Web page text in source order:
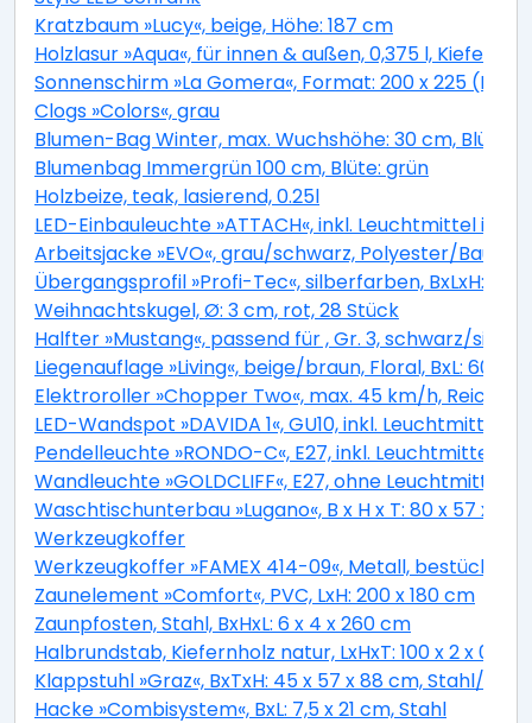
Kratzbaum »Lucy«, beige, Höhe: 187 cm
Holzlasur »Aqua«, für innen & außen, 0,375 l, Kiefer,
Sonnenschirm »La Gomera«, Format: 200 x 225 (D x
Clogs »Colors«, grau
Blumen-Bag Winter, max. Wuchshöhe: 30 cm, Blüte:
Blumenbag Immergrün 100 cm, Blüte: grün
Holzbeize, teak, lasierend, 0.25l
LED-Einbauleuchte »ATTACH«, inkl. Leuchtmittel in
Arbeitsjacke »EVO«, grau/schwarz, Polyester/
Übergangsprofil »Profi-Tec«, silberfarben, BxLxH: 34 x
Weihnachtskugel, Ø: 3 cm, rot, 28 Stück
Halfter »Mustang«, passend für , Gr. 3, schwarz/
Liegenauflage »Living«, beige/braun, Floral, BxL: 60 x
Elektroroller »Chopper Two«, max. 45 km/h,
LED-Wandspot »DAVIDA 1«, GU10, inkl. Leuchtmittel
Pendelleuchte »RONDO-C«, E27, inkl. Leuchtmittel in
Wandleuchte »GOLDCLIFF«, E27, ohne Leuchtmittel
Waschtischunterbau »Lugano«, B x H x T: 80 x 57 x
Werkzeugkoffer
Werkzeugkoffer »FAMEX 414-09«, Metall, bestückt,
Zaunelement »Comfort«, PVC, LxH: 200 x 180 cm
Zaunpfosten, Stahl, BxHxL: 6 x 4 x 260 cm
Halbrundstab, Kiefernholz natur, LxHxT: 100 x 2 x 0,9
Klappstuhl »Graz«, BxTxH: 45 x 57 x 88 cm, Stahl/
Hacke »Combisystem«, BxL: 7,5 x 21 cm, Stahl